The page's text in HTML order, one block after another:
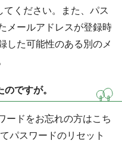
ください。また、パス
メールアドレスが登録時
した可能性のある別のメ
ですが。
ードをお忘れの方はこち
パスワードのリセット